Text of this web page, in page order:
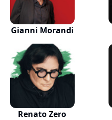
Gianni Morandi
Renato Zero